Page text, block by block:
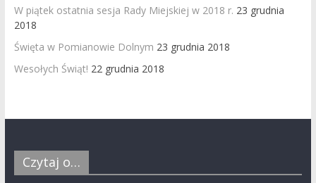
W piątek ostatnia sesja Rady Miejskiej w 2018 r. 23 grudnia
2018
Święta w Pomianowie Dolnym 23 grudnia 2018
Wesołych Świąt! 22 grudnia 2018
Czytaj o…